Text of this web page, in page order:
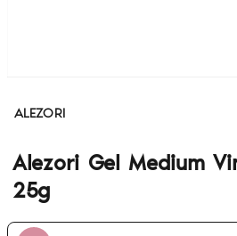
ALEZORI
Alezori Gel Medium
25g